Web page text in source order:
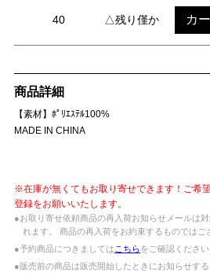
40 △残り僅か カ
商品詳細
【素材】ﾎﾟﾘｴｽﾃﾙ100%
MADE IN CHINA
※在庫が無くてもお取り寄せできます！ご希
登録をお願いいたします。
●お取り寄せ依頼商品の再入荷お知らせメールは
れます。 商品の再入荷をお約束するものではご
●予約商品につきましては こちらをご確認ください
●販売前の商品は販売開始したときにお知らせす